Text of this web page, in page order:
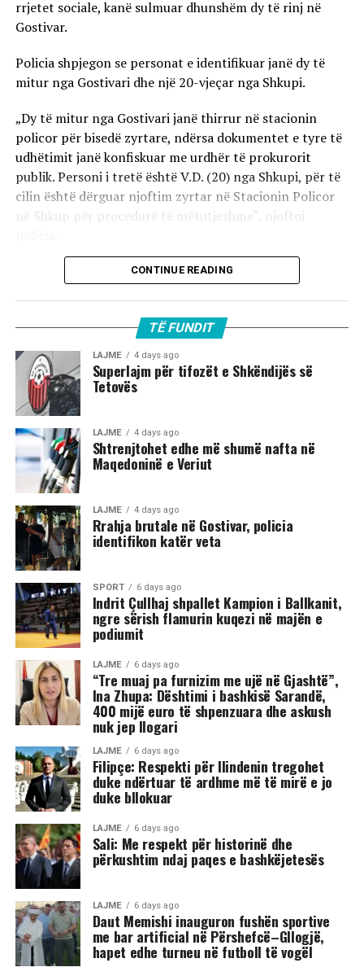
rrjetet sociale, kanë sulmuar dhunshëm dy të rinj në
Gostivar.
Policia shpjegon se personat e identifikuar janë dy të
mitur nga Gostivari dhe një 20-vjeçar nga Shkupi.
„Dy të mitur nga Gostivari janë thirrur në stacionin
policor për bisedë zyrtare, ndërsa dokumentet e tyre të
udhëtimit janë konfiskuar me urdhër të prokurorit
publik. Personi i tretë është V.D. (20) nga Shkupi, për të
cilin është dërguar njoftim zyrtar në Stacionin Policor
në Shkup për procedurë të mëtutjeshme“, njoftoi
Ata theksojnë se ndaj të treve do të zbatohet një
procedurë e përshpejtuar para gjykatës sapo të
autoriteteve, sulmi ka ndodhur në orët e para të
mëngjesit të 2 gushtit në rrugën „Borçe Jovanoski“, ku
dy të rinj janë goditur me mjete dhe shkopinj druri.
Në rrjetet sociale u shfaq një video-incizim shqetësues
nga Gostivari, në të cilin shfaqet një përleshje e ashpër
fizike mes një grupi më të madh të rinjsh.
Sipas informacioneve të publikuara, gjatë rrahjes, njëri
nga djemtë është goditur në pjesën e kokës, pas së cilës
ka rënë në tokë dhe ka mbetur i palëvizshëm.
Përkundër faktit se po shtrihej në rrugë, në incizim
shihet se sulmi ka vazhduar me goditje të shumta ndaj
trupit të tij, gjë që ka shkaktuar reagime dhe dënime të
ashpra në rrjetet sociale.(INA)
CONTINUE READING
TË FUNDIT
LAJME 4 days ago
Superlajm për tifozët e Shkëndijës së
Tetovës
LAJME 4 days ago
Shtrenjtohet edhe më shumë nafta në
Maqedoninë e Veriut
LAJME 4 days ago
Rrahja brutale në Gostivar, policia
identifikon katër veta
SPORT 6 days ago
Indrit Çullhaj shpallet Kampion i Ballkanit,
ngre sërish flamurin kuqezi në majën e
podiumit
LAJME 6 days ago
“Tre muaj pa furnizim me ujë në Gjashtë”,
Ina Zhupa: Dështimi i bashkisë Sarandë,
400 mijë euro të shpenzuara dhe askush
nuk jep llogari
LAJME 6 days ago
Filipçe: Respekti për Ilindenin tregohet
duke ndërtuar të ardhme më të mirë e jo
duke bllokuar
LAJME 6 days ago
Sali: Me respekt për historinë dhe
përkushtim ndaj paqes e bashkëjetesës
LAJME 6 days ago
Daut Memishi inauguron fushën sportive
me bar artificial në Përshefcë–Gllogjë,
hapet edhe turneu në futboll të vogël